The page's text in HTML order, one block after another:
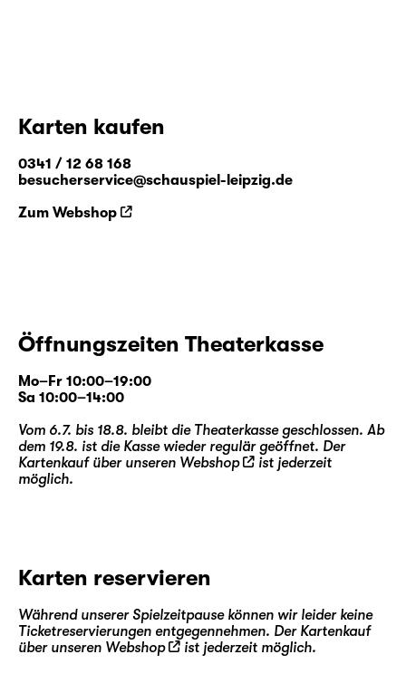
Karten kaufen
0341 / 12 68 168
besucherservice@schauspiel-leipzig.de
Zum Webshop
Öffnungszeiten Theaterkasse
Mo–Fr 10:00–19:00
Sa 10:00–14:00
Vom 6.7. bis 18.8. bleibt die Theaterkasse geschlossen. Ab
dem 19.8. ist die Kasse wieder regulär geöffnet. Der
Kartenkauf über unseren Webshop
ist jederzeit
möglich.
Karten reservieren
Während unserer Spielzeitpause können wir leider keine
Ticketreservierungen entgegennehmen. Der Kartenkauf
über unseren Webshop ist jederzeit möglich.